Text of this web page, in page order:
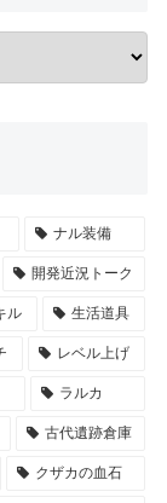
ナル装備
開発近況トーク
ル 生活道具
レベル上げ
ラルカ
古代遺跡倉庫
クザカの血石